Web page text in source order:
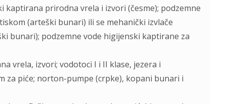
prirodna vrela i izvori (česme); podzemne
(arteški bunari) ili se mehanički izvlače
bunari); podzemne vode higijenski kaptirane za
vrela, izvori; vodotoci I i II klase, jezera i
za piće; norton-pumpe (crpke), kopani bunari i